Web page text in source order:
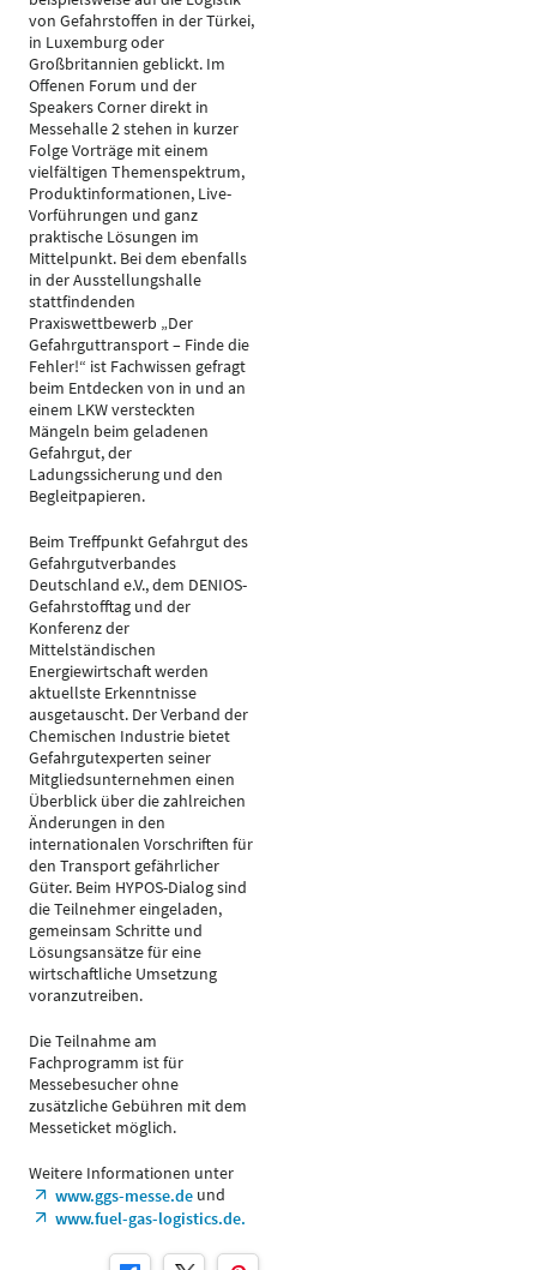
von Gefahrstoffen in der Türkei,
in Luxemburg oder
Großbritannien geblickt. Im
Offenen Forum und der
Speakers Corner direkt in
Messehalle 2 stehen in kurzer
Folge Vorträge mit einem
vielfältigen Themenspektrum,
Produktinformationen, Live-
Vorführungen und ganz
praktische Lösungen im
Mittelpunkt. Bei dem ebenfalls
in der Ausstellungshalle
stattfindenden
Praxiswettbewerb „Der
Gefahrguttransport – Finde die
Fehler!“ ist Fachwissen gefragt
beim Entdecken von in und an
einem LKW versteckten
Mängeln beim geladenen
Gefahrgut, der
Ladungssicherung und den
Begleitpapieren.
Beim Treffpunkt Gefahrgut des
Gefahrgutverbandes
Deutschland e.V., dem DENIOS-
Gefahrstofftag und der
Konferenz der
Mittelständischen
Energiewirtschaft werden
aktuellste Erkenntnisse
ausgetauscht. Der Verband der
Chemischen Industrie bietet
Gefahrgutexperten seiner
Mitgliedsunternehmen einen
Überblick über die zahlreichen
Änderungen in den
internationalen Vorschriften für
den Transport gefährlicher
Güter. Beim HYPOS-Dialog sind
die Teilnehmer eingeladen,
gemeinsam Schritte und
Lösungsansätze für eine
wirtschaftliche Umsetzung
voranzutreiben.
Die Teilnahme am
Fachprogramm ist für
Messebesucher ohne
zusätzliche Gebühren mit dem
Messeticket möglich.
Weitere Informationen unter
www.ggs-messe.deund
www.fuel-gas-logistics.de.